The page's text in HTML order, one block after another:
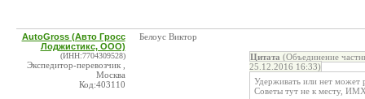
AutoGross (Авто Гросс
Лоджистикс, ООО)
(ИНН:7704309528)
Экспедитор-перевозчик ,
Москва
Код:403110
Белоус Виктор
Цитата (Объединение
25.12.2016 16:33)
Удерживать или нет может
Советы тут не к месту,